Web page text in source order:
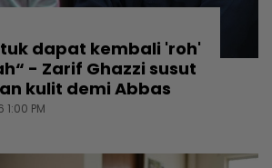
dapat kembali 'roh'
- Zarif Ghazzi susut
kulit demi Abbas
PM